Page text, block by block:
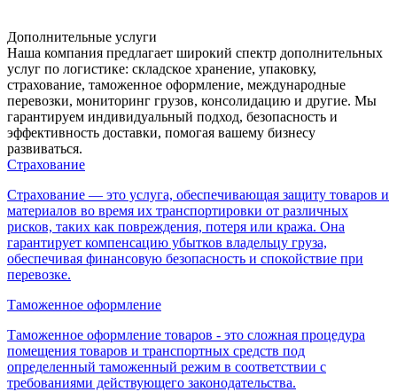
Дополнительные услуги
Наша компания предлагает широкий спектр дополнительных
услуг по логистике: складское хранение, упаковку,
страхование, таможенное оформление, международные
перевозки, мониторинг грузов, консолидацию и другие. Мы
гарантируем индивидуальный подход, безопасность и
эффективность доставки, помогая вашему бизнесу
развиваться.
Страхование
Страхование — это услуга, обеспечивающая защиту товаров и
материалов во время их транспортировки от различных
рисков, таких как повреждения, потеря или кража. Она
гарантирует компенсацию убытков владельцу груза,
обеспечивая финансовую безопасность и спокойствие при
перевозке.
Таможенное оформление
Таможенное оформление товаров - это сложная процедура
помещения товаров и транспортных средств под
определенный таможенный режим в соответствии с
требованиями действующего законодательства.